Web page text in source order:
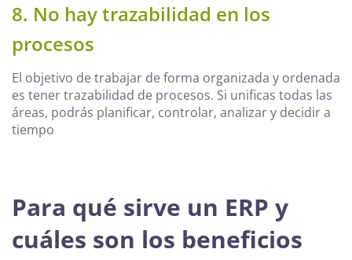
8. No hay trazabilidad en los
procesos
El objetivo de trabajar de forma organizada y ordenada
es tener trazabilidad de procesos. Si unificas todas las
áreas, podrás planificar, controlar, analizar y decidir a
tiempo
Para qué sirve un ERP y
cuáles son los beneficios